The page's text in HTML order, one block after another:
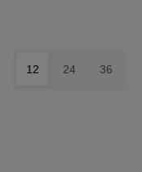
12 24 36